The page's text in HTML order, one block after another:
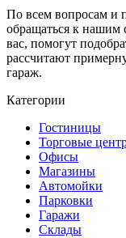
По всем вопросам и
обращаться к нашим
вас, помогут
рассчитают
гараж.
Категории
Гостиницы
Торговые
Офисы
Магазины
Автомойки
Парковки
Гаражи
Склады